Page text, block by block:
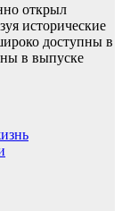
открыл
исторические
доступны в
в выпуске